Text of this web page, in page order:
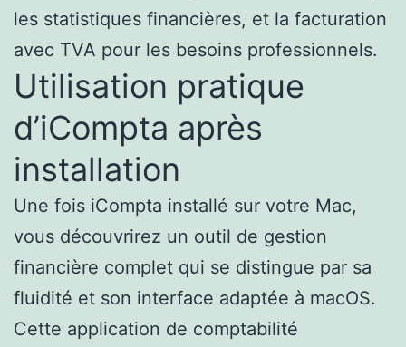
les statistiques financières, et la facturation
avec TVA pour les besoins professionnels.
Utilisation pratique
d’iCompta après
installation
Une fois iCompta installé sur votre Mac,
vous découvrirez un outil de gestion
financière complet qui se distingue par sa
fluidité et son interface adaptée à macOS.
Cette application de comptabilité